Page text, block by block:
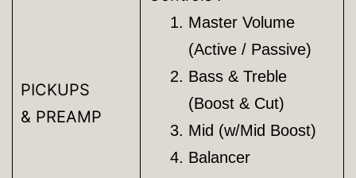
PICKUPS
& PREAMP
Master Volume
(Active / Passive)
Bass & Treble
(Boost & Cut)
Mid (w/Mid Boost)
Balancer